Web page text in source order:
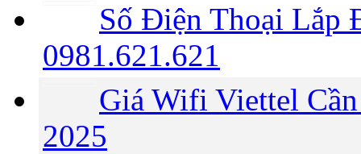
Số Điện Thoại Lắp
0981.621.621
Giá Wifi Viettel
2025